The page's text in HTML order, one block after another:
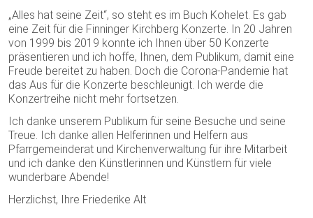
„Alles hat seine Zeit“, so steht es im Buch Kohelet. Es gab
eine Zeit für die Finninger Kirchberg Konzerte. In 20 Jahren
von 1999 bis 2019 konnte ich Ihnen über 50 Konzerte
präsentieren und ich hoffe, Ihnen, dem Publikum, damit eine
Freude bereitet zu haben. Doch die Corona-Pandemie hat
das Aus für die Konzerte beschleunigt. Ich werde die
Konzertreihe nicht mehr fortsetzen.
Ich danke unserem Publikum für seine Besuche und seine
Treue. Ich danke allen Helferinnen und Helfern aus
Pfarrgemeinderat und Kirchenverwaltung für ihre Mitarbeit
und ich danke den Künstlerinnen und Künstlern für viele
wunderbare Abende!
Herzlichst, Ihre Friederike Alt